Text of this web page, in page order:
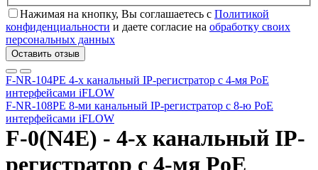
Нажимая на кнопку, Вы соглашаетесь с Политикой
конфиденциальности и даете согласие на обработку своих
персональных данных
Оставить отзыв
F-NR-104PE 4-х канальный IP-регистратор c 4-мя PoE
интерфейсами iFLOW
F-NR-108PE 8-ми канальный IP-регистратор c 8-ю PoE
интерфейсами iFLOW
F-0(N4E) - 4-х канальный IP-
регистратор c 4-мя PoE